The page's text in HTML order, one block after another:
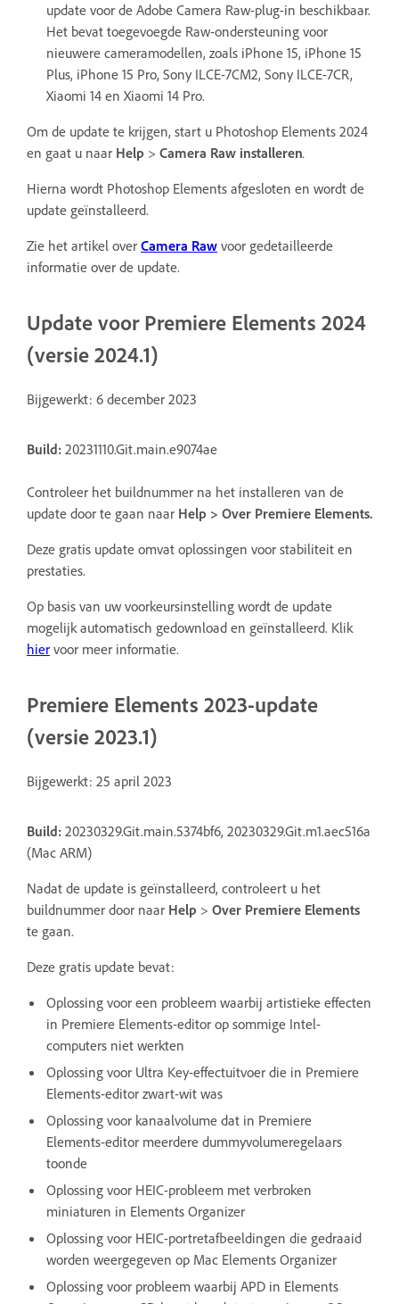
update voor de Adobe Camera Raw-plug-in beschikbaar.
Het bevat toegevoegde Raw-ondersteuning voor
nieuwere cameramodellen, zoals iPhone 15, iPhone 15
Plus, iPhone 15 Pro, Sony ILCE-7CM2, Sony ILCE-7CR,
Xiaomi 14 en Xiaomi 14 Pro.
Om de update te krijgen, start u Photoshop Elements 2024
en gaat u naar Help > Camera Raw installeren.
Hierna wordt Photoshop Elements afgesloten en wordt de
update geïnstalleerd.
Zie het artikel over Camera Raw voor gedetailleerde
informatie over de update.
Update voor Premiere Elements 2024
(versie 2024.1)
Bijgewerkt: 6 december 2023
Build: 20231110.Git.main.e9074ae
Controleer het buildnummer na het installeren van de
update door te gaan naar Help > Over Premiere Elements.
Deze gratis update omvat oplossingen voor stabiliteit en
prestaties.
Op basis van uw voorkeursinstelling wordt de update
mogelijk automatisch gedownload en geïnstalleerd. Klik
hier voor meer informatie.
Premiere Elements 2023-update
(versie 2023.1)
Bijgewerkt: 25 april 2023
Build: 20230329.Git.main.5374bf6, 20230329.Git.m1.aec516a
(Mac ARM)
Nadat de update is geïnstalleerd, controleert u het
buildnummer door naar Help > Over Premiere Elements
te gaan.
Deze gratis update bevat:
Oplossing voor een probleem waarbij artistieke effecten
in Premiere Elements-editor op sommige Intel-
computers niet werkten
Oplossing voor Ultra Key-effectuitvoer die in Premiere
Elements-editor zwart-wit was
Oplossing voor kanaalvolume dat in Premiere
Elements-editor meerdere dummyvolumeregelaars
toonde
Oplossing voor HEIC-probleem met verbroken
miniaturen in Elements Organizer
Oplossing voor HEIC-portretafbeeldingen die gedraaid
worden weergegeven op Mac Elements Organizer
Oplossing voor probleem waarbij APD in Elements